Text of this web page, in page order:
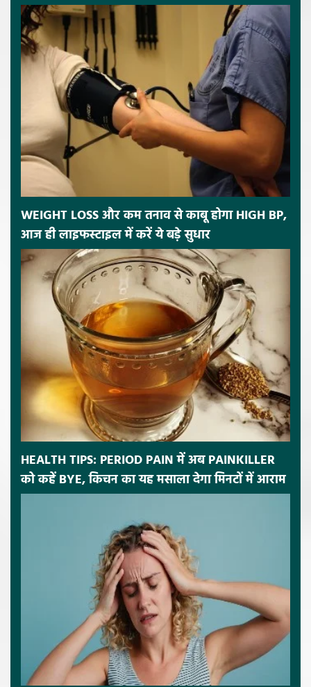
WEIGHT LOSS और कम तनाव से काबू होगा HIGH BP,
आज ही लाइफस्टाइल में करें ये बड़े सुधार
HEALTH TIPS: PERIOD PAIN में अब PAINKILLER
को कहें BYE, किचन का यह मसाला देगा मिनटों में आराम